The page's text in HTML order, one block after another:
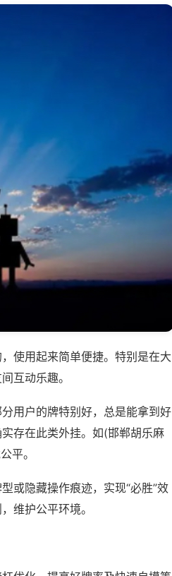
使用起来简单便捷。特别是在大
互动乐趣。
用户的牌特别好，总是能拿到好
存在此类外挂。如(邯郸胡乐麻
平。
或隐藏操作痕迹，实现“必胜”效
维护公平环境。